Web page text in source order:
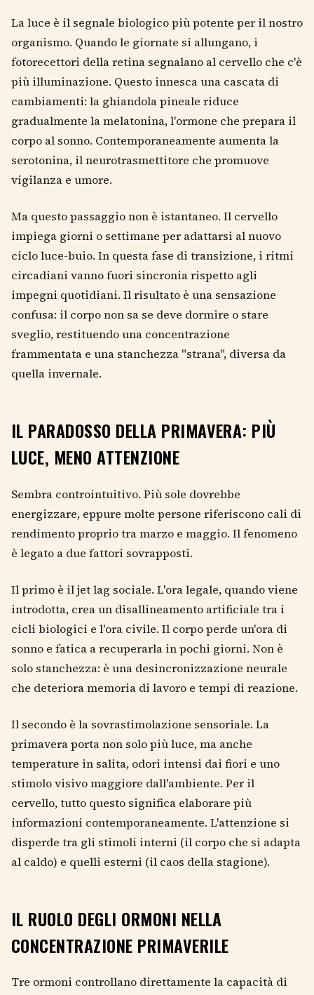
La luce è il segnale biologico più potente per il nostro
organismo. Quando le giornate si allungano, i
fotorecettori della retina segnalano al cervello che c'è
più illuminazione. Questo innesca una cascata di
cambiamenti: la ghiandola pineale riduce
gradualmente la melatonina, l'ormone che prepara il
corpo al sonno. Contemporaneamente aumenta la
serotonina, il neurotrasmettitore che promuove
vigilanza e umore.
Ma questo passaggio non è istantaneo. Il cervello
impiega giorni o settimane per adattarsi al nuovo
ciclo luce-buio. In questa fase di transizione, i ritmi
circadiani vanno fuori sincronia rispetto agli
impegni quotidiani. Il risultato è una sensazione
confusa: il corpo non sa se deve dormire o stare
sveglio, restituendo una concentrazione
frammentata e una stanchezza "strana", diversa da
quella invernale.
IL PARADOSSO DELLA PRIMAVERA: PIÙ
LUCE, MENO ATTENZIONE
Sembra controintuitivo. Più sole dovrebbe
energizzare, eppure molte persone riferiscono cali di
rendimento proprio tra marzo e maggio. Il fenomeno
è legato a due fattori sovrapposti.
Il primo è il jet lag sociale. L'ora legale, quando viene
introdotta, crea un disallineamento artificiale tra i
cicli biologici e l'ora civile. Il corpo perde un'ora di
sonno e fatica a recuperarla in pochi giorni. Non è
solo stanchezza: è una desincronizzazione neurale
che deteriora memoria di lavoro e tempi di reazione.
Il secondo è la sovrastimolazione sensoriale. La
primavera porta non solo più luce, ma anche
temperature in salita, odori intensi dai fiori e uno
stimolo visivo maggiore dall'ambiente. Per il
cervello, tutto questo significa elaborare più
informazioni contemporaneamente. L'attenzione si
disperde tra gli stimoli interni (il corpo che si adapta
al caldo) e quelli esterni (il caos della stagione).
IL RUOLO DEGLI ORMONI NELLA
CONCENTRAZIONE PRIMAVERILE
Tre ormoni controllano direttamente la capacità di